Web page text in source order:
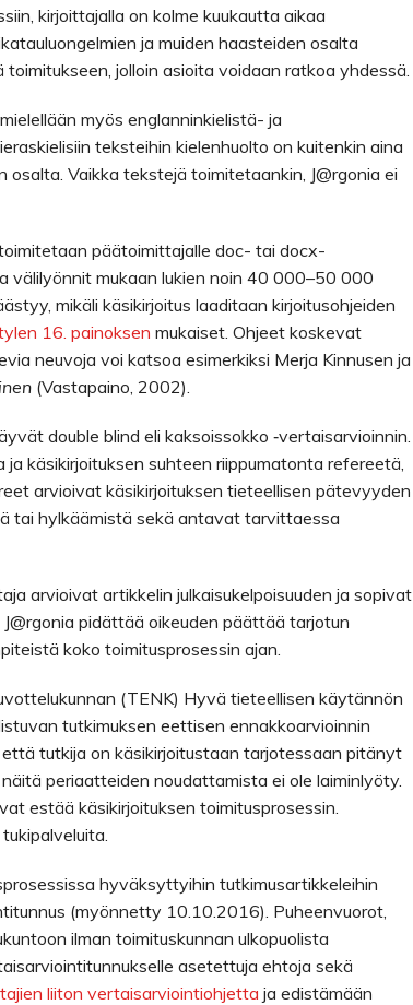
kirjoittajalla on kolme kuukautta aikaa
ja muiden haasteiden osalta
jolloin asioita voidaan ratkoa yhdessä.
myös englanninkielistä- ja
teksteihin kielenhuolto on kuitenkin aina
Vaikka tekstejä toimitetaankin, J@rgonia ei
päätoimittajalle doc- tai docx-
välilyönnit mukaan lukien noin 40 000–50 000
mikäli käsikirjoitus laaditaan kirjoitusohjeiden
16. painoksen mukaiset. Ohjeet koskevat
neuvoja voi katsoa esimerkiksi Merja Kinnusen ja
(Vastapaino, 2002).
double blind eli kaksoissokko ‑vertaisarvioinnin.
käsikirjoituksen suhteen riippumatonta refereetä,
arvioivat käsikirjoituksen tieteellisen pätevyyden
tai hylkäämistä sekä antavat tarvittaessa
arvioivat artikkelin julkaisukelpoisuuden ja sopivat
pidättää oikeuden päättää tarjotun
koko toimitusprosessin ajan.
(TENK) Hyvä tieteellisen käytännön
tutkimuksen eettisen ennakkoarvioinnin
tutkija on käsikirjoitustaan tarjotessaan pitänyt
periaatteiden noudattamista ei ole laiminlyöty.
estää käsikirjoituksen toimitusprosessin.
hyväksyttyihin tutkimusartikkeleihin
(myönnetty 10.10.2016). Puheenvuorot,
ilman toimituskunnan ulkopuolista
asetettuja ehtoja sekä
liiton vertaisarviointiohjetta ja edistämään